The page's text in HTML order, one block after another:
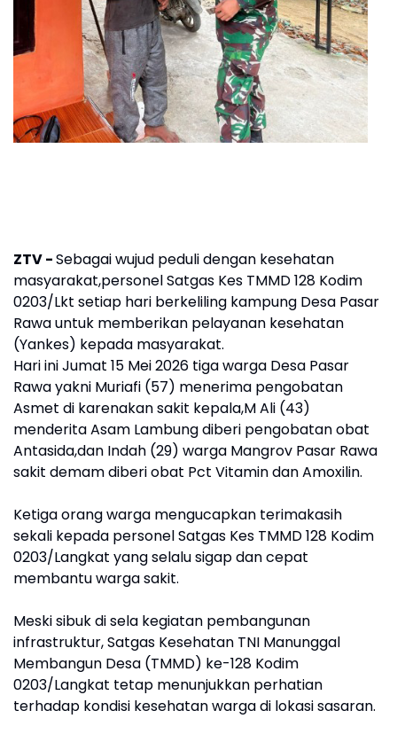
ZTV -Sebagai wujud peduli dengan kesehatan
masyarakat,personel Satgas Kes TMMD 128 Kodim
0203/Lkt setiap hari berkeliling kampung Desa Pasar
Rawa untuk memberikan pelayanan kesehatan
(Yankes) kepada masyarakat.
Hari ini Jumat 15 Mei 2026 tiga warga Desa Pasar
Rawa yakni Muriafi (57) menerima pengobatan
Asmet di karenakan sakit kepala,M Ali (43)
menderita Asam Lambung diberi pengobatan obat
Antasida,dan Indah (29) warga Mangrov Pasar Rawa
sakit demam diberi obat Pct Vitamin dan Amoxilin.
Ketiga orang warga mengucapkan terimakasih
sekali kepada personel Satgas Kes TMMD 128 Kodim
0203/Langkat yang selalu sigap dan cepat
membantu warga sakit.
Meski sibuk di sela kegiatan pembangunan
infrastruktur, Satgas Kesehatan TNI Manunggal
Membangun Desa (TMMD) ke-128 Kodim
0203/Langkat tetap menunjukkan perhatian
terhadap kondisi kesehatan warga di lokasi sasaran.